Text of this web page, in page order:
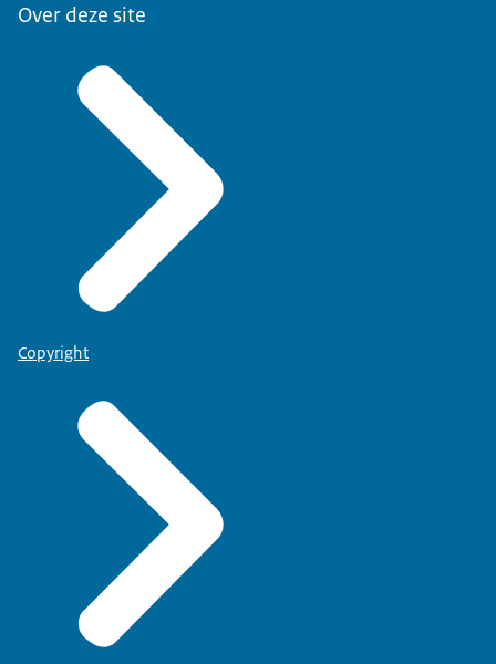
Over deze site
Copyright